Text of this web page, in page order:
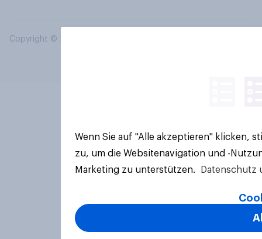
Copyright © 2026 YouGov PLC. Alle Rechte vorbehalten.
Wenn Sie auf "Alle akzeptieren" klicken,
zu, um die Websitenavigation und -
Marketing zu unterstützen.
Datenschutz